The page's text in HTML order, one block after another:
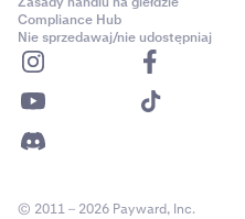
Compliance Hub
Nie sprzedawaj/nie udostępniaj
© 2011 – 2026 Payward, Inc.